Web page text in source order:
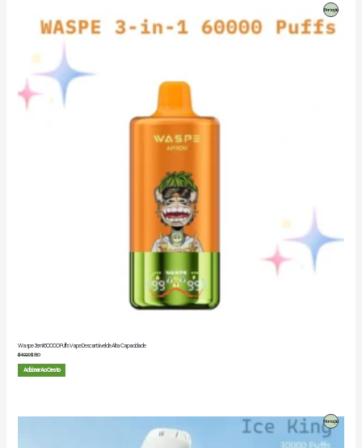
Waspe 3em1 60000 Puffs Vape Descartável de Alta Capacidade
PromoçãoProduto
$40.00$5.80
Adicionar Ao Cesto
PromoçãoProduto